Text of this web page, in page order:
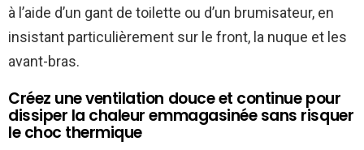
à l’aide d’un gant de toilette ou d’un brumisateur, en
insistant particulièrement sur le front, la nuque et les
avant-bras.
Créez une ventilation douce et continue pour
dissiper la chaleur emmagasinée sans risquer
le choc thermique